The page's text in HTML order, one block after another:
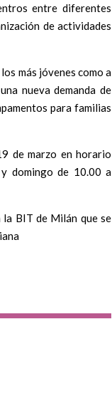
entre diferentes
de actividades
más jóvenes como a
nueva demanda de
para familias
de marzo en horario
domingo de 10.00 a
BIT de Milán que se